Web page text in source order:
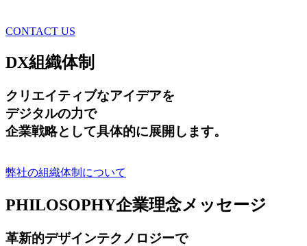
CONTACT US
DX組織体制
クリエイティブなアイデアを
デジタルの力で
企業戦略として具体的に展開します。
弊社の組織体制について
PHILOSOPHY企業理念メッセージ
革新的デザインテクノロジーで